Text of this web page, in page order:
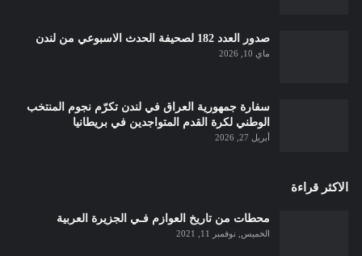
صدور العدد 182 لصحيفة الحدث الاسبوعي من لندن
ماي 10, 2026
سفارة جمهورية العراق في لندن تكرّم نجوم المنتخب
الوطني لكرة القدم المتواجدين في بريطانيا
أبريل 27, 2026
الاكثر قراءة
محطات من تاريخ العوازم فـي الجزيرة العربية
الخميس, نوفمبر 11, 2021